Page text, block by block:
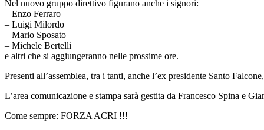
Nel nuovo gruppo direttivo figurano anche i signori:
– Enzo Ferraro
– Luigi Milordo
– Mario Sposato
– Michele Bertelli
e altri che si aggiungeranno nelle prossime ore.
Presenti all’assemblea, tra i tanti, anche l’ex presidente Santo
L’area comunicazione e stampa sarà gestita da Francesco Spina e
Come sempre: FORZA ACRI !!!